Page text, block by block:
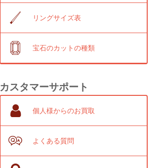
リングサイズ表
宝石のカットの種類
カスタマーサポート
個人様からのお買取
よくある質問